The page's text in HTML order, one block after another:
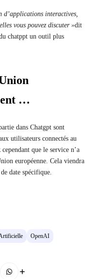
interactives,
vous pouvez discuter »dit
chatppt un outil plus
…
dans Chatgpt sont
utilisateurs connectés au
que le service n’a
européenne. Cela viendra
date spécifique.
OpenAI